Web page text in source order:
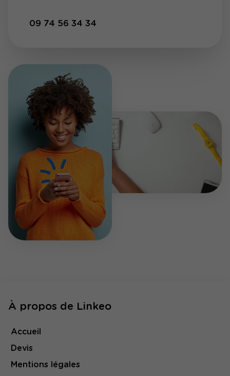
09 74 56 34 34
À propos de Linkeo
Accueil
Devis
Mentions légales